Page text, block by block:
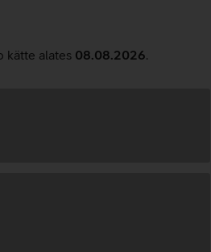
kätte alates 08.08.2026